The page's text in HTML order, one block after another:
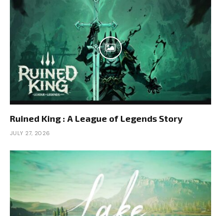
Ruined King : A League of Legends Story
JULY 27, 2026